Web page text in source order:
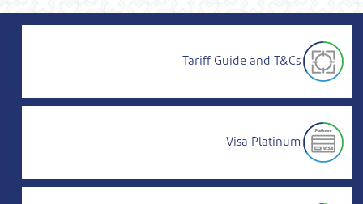
Tariff Guide and T&Cs
Visa Platinum